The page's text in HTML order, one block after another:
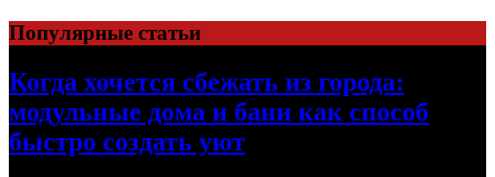
Перейти
к
содержимому
Популярные статьи
Когда хочется сбежать из города:
модульные дома и бани как способ
быстро создать уют